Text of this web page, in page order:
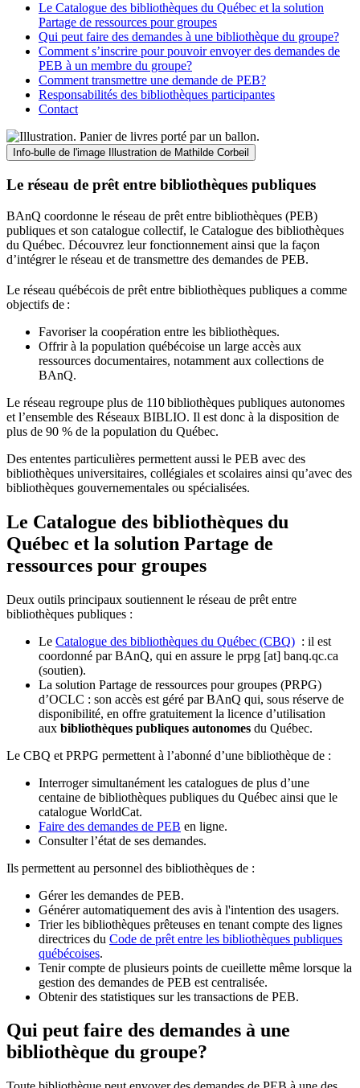
Le Catalogue des bibliothèques du Québec et la solution
Partage de ressources pour groupes
Qui peut faire des demandes à une bibliothèque du groupe?
Comment s’inscrire pour pouvoir envoyer des demandes de
PEB à un membre du groupe?
Comment transmettre une demande de PEB?
Responsabilités des bibliothèques participantes
Contact
Info-bulle de l'image Illustration de Mathilde Corbeil
Le réseau de prêt entre bibliothèques publiques
BAnQ coordonne le réseau de prêt entre bibliothèques (PEB)
publiques et son catalogue collectif, le Catalogue des bibliothèques
du Québec. Découvrez leur fonctionnement ainsi que la façon
d’intégrer le réseau et de transmettre des demandes de PEB.
Le réseau québécois de prêt entre bibliothèques publiques a comme
objectifs de :
Favoriser la coopération entre les bibliothèques.
Offrir à la population québécoise un large accès aux
ressources documentaires, notamment aux collections de
BAnQ.
Le réseau regroupe plus de 110bibliothèques publiques autonomes
et l’ensemble des Réseaux BIBLIO. Il est donc à la disposition de
plus de 90 % de la population du Québec.
Des ententes particulières permettent aussi le PEB avec des
bibliothèques universitaires, collégiales et scolaires ainsi qu’avec des
bibliothèques gouvernementales ou spécialisées.
Le Catalogue des bibliothèques du
Québec et la solution Partage de
ressources pour groupes
Deux outils principaux soutiennent le réseau de prêt entre
bibliothèques publiques :
Le Catalogue des bibliothèques du Québec (CBQ) : il est
coordonné par BAnQ, qui en assure le prpg [at] banq.qc.ca
(soutien).
La solution Partage de ressources pour groupes (PRPG)
d’OCLC : son accès est géré par BAnQ qui, sous réserve de
disponibilité, en offre gratuitement la licence d’utilisation
aux bibliothèques publiques autonomes du Québec.
Le CBQ et PRPG permettent à l’abonné d’une bibliothèque de :
Interroger simultanément les catalogues de plus d’une
centaine de bibliothèques publiques du Québec ainsi que le
catalogue WorldCat.
Faire des demandes de PEB en ligne.
Consulter l’état de ses demandes.
Ils permettent au personnel des bibliothèques de :
Gérer les demandes de PEB.
Générer automatiquement des avis à l'intention des usagers.
Trier les bibliothèques prêteuses en tenant compte des lignes
directrices du Code de prêt entre les bibliothèques publiques
québécoises.
Tenir compte de plusieurs points de cueillette même lorsque la
gestion des demandes de PEB est centralisée.
Obtenir des statistiques sur les transactions de PEB.
Qui peut faire des demandes à une
bibliothèque du groupe?